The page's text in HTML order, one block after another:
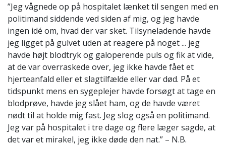
”Jeg vågnede op på hospitalet lænket til sengen med en
politimand siddende ved siden af mig, og jeg havde
ingen idé om, hvad der var sket. Tilsyneladende havde
jeg ligget på gulvet uden at reagere på noget ... jeg
havde højt blodtryk og galoperende puls og fik at vide,
at de var overraskede over, jeg ikke havde fået et
hjerteanfald eller et slagtilfælde eller var død. På et
tidspunkt mens en sygeplejer havde forsøgt at tage en
blodprøve, havde jeg slået ham, og de havde været
nødt til at holde mig fast. Jeg slog også en politimand.
Jeg var på hospitalet i tre dage og flere læger sagde, at
det var et mirakel, jeg ikke døde den nat.” – N.B.